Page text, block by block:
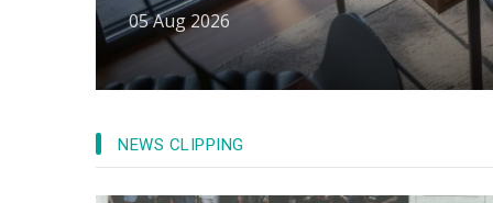
05 Aug 2026
NEWS CLIPPING